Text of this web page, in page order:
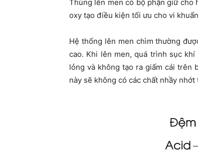
Thùng lên men có bộ phận giữ cho
oxy tạo điều kiện tối ưu cho vi
Hệ thống lên men chìm thường
cao. Khi lên men, quá trình sục
lỏng và không tạo ra giấm cái trên
này sẽ không có các chất nhầy